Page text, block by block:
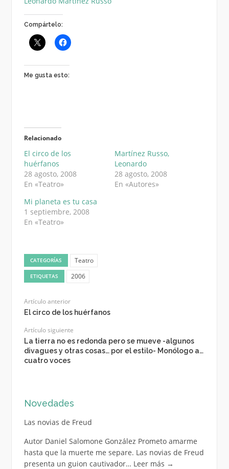
Compártelo:
Me gusta esto:
Relacionado
El circo de los
huérfanos
28 agosto, 2008
En «Teatro»
Martínez Russo,
Leonardo
28 agosto, 2008
En «Autores»
Mi planeta es tu casa
1 septiembre, 2008
En «Teatro»
CATEGORÍAS Teatro
ETIQUETAS 2006
Artículo anterior
El circo de los huérfanos
Artículo siguiente
La tierra no es redonda pero se mueve -algunos
divagues y otras cosas… por el estilo- Monólogo a…
cuatro voces
Novedades
Las novias de Freud
Autor Daniel Salomone González Prometo amarme
hasta que la muerte me separe. Las novias de Freud
presenta un guion cautivador… Leer más →